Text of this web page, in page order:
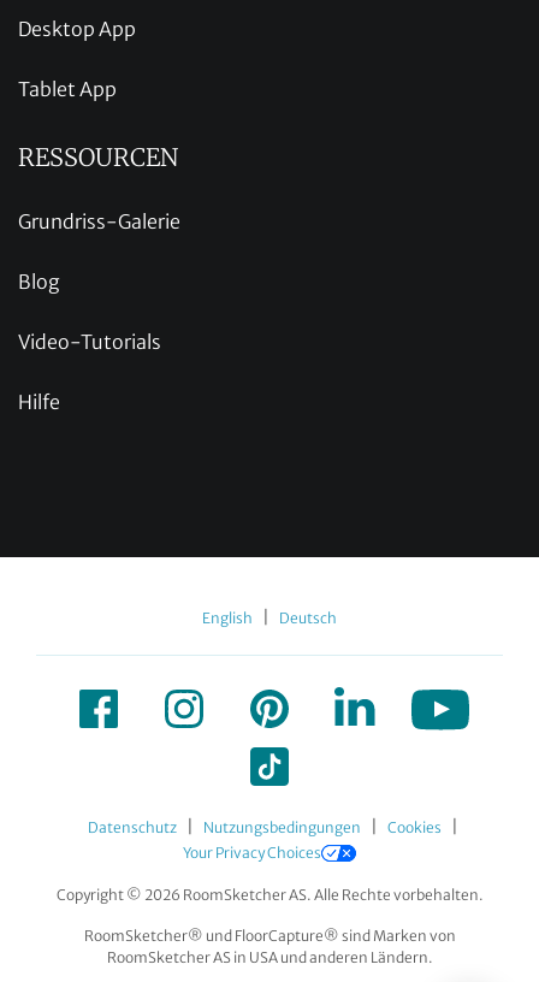
Desktop App
Tablet App
RESSOURCEN
Grundriss-Galerie
Blog
Video-Tutorials
Hilfe
English Deutsch
Datenschutz Nutzungsbedingungen Cookies
Your Privacy Choices
Copyright © 2026 RoomSketcher AS. Alle Rechte vorbehalten.
RoomSketcher® und FloorCapture® sind Marken von
RoomSketcher AS in USA und anderen Ländern.